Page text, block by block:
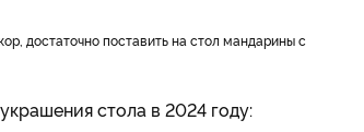
стола в 2024 году: